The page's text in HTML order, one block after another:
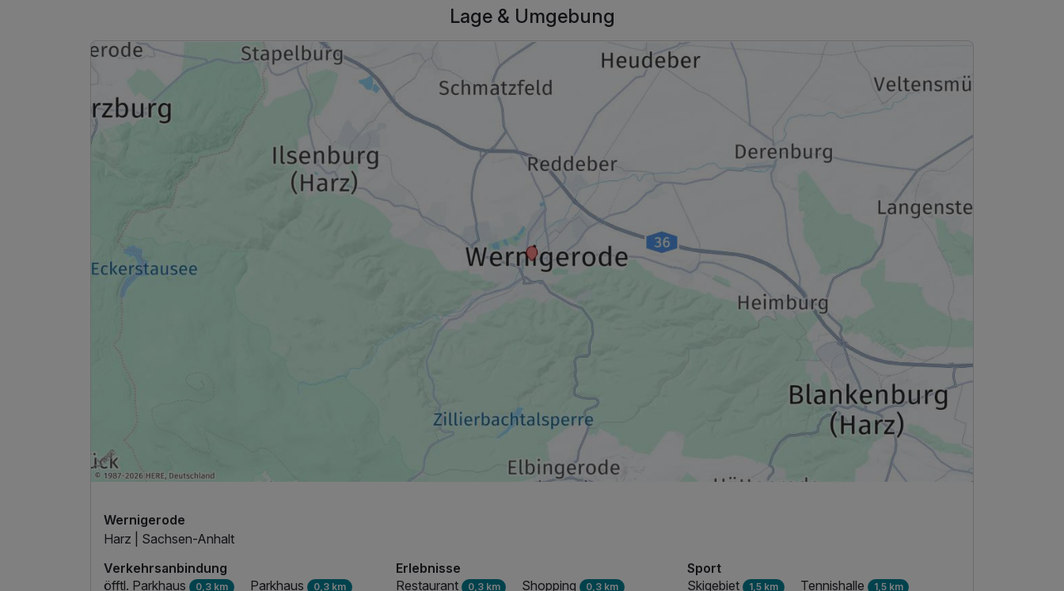
Maisonette-Suite
2 Erwachsene und 2 Kinder
Ausstattung
Für 3 Tage
Lage & Umgebung
Wernigerode
Harz | Sachsen-Anhalt
Verkehrsanbindung
öfftl. Parkhaus 0,3 km Parkhaus 0,3 km
Erlebnisse
Restaurant
0,3 km Shopping 0,3 km
Sport
Skigebiet 1,5 km Tennishalle 1,5 km